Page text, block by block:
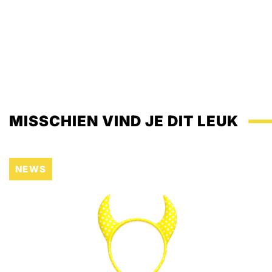
MISSCHIEN VIND JE DIT LEUK
NEWS